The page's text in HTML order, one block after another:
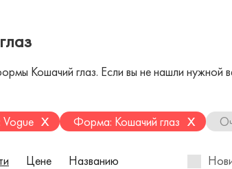
Кошачий глаз. Если вы не нашли нужной
Vogue x Форма: Кошачий глаз x
Цене Названию